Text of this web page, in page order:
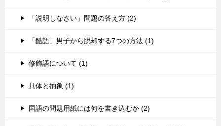
「説明しなさい」問題の答え方 (2)
「酷語」男子から脱却する7つの方法 (1)
修飾語について (1)
具体と抽象 (1)
国語の問題用紙には何を書き込むか (2)